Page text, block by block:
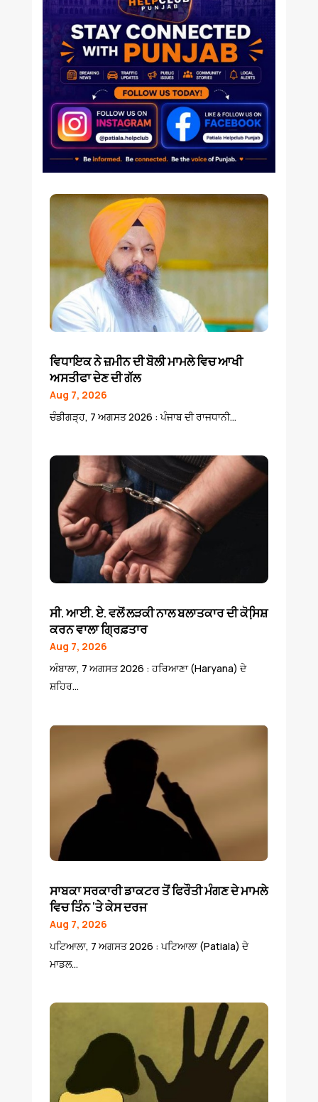
ਵਿਧਾਇਕ ਨੇ ਜ਼ਮੀਨ ਦੀ ਬੋਲੀ ਮਾਮਲੇ ਵਿਚ ਆਖੀ
ਅਸਤੀਫਾ ਦੇਣ ਦੀ ਗੱਲ
Aug 7, 2026
ਚੰਡੀਗੜ੍ਹ, 7 ਅਗਸਤ 2026 : ਪੰਜਾਬ ਦੀ ਰਾਜਧਾਨੀ...
ਸੀ. ਆਈ. ਏ. ਵਲੋਂ ਲੜਕੀ ਨਾਲ ਬਲਾਤਕਾਰ ਦੀ ਕੋਸਿ਼ਸ਼
ਕਰਨ ਵਾਲਾ ਗ੍ਰਿਫ਼ਤਾਰ
Aug 7, 2026
ਅੰਬਾਲਾ, 7 ਅਗਸਤ 2026 : ਹਰਿਆਣਾ (Haryana) ਦੇ
ਸ਼ਹਿਰ...
ਸਾਬਕਾ ਸਰਕਾਰੀ ਡਾਕਟਰ ਤੋਂ ਫਿਰੌਤੀ ਮੰਗਣ ਦੇ ਮਾਮਲੇ
ਵਿਚ ਤਿੰਨ ‘ਤੇ ਕੇਸ ਦਰਜ
Aug 7, 2026
ਪਟਿਆਲਾ, 7 ਅਗਸਤ 2026 : ਪਟਿਆਲਾ (Patiala) ਦੇ
ਮਾਡਲ...